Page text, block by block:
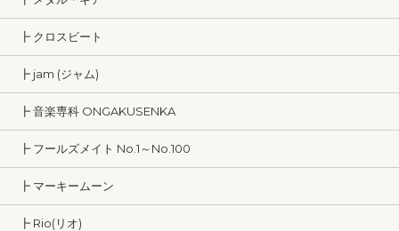
┣ クロスビート
┣ jam (ジャム)
┣ 音楽専科 ONGAKUSENKA
┣ フールズメイト No.1～No.100
┣ マーキームーン
┣ Rio(リオ)